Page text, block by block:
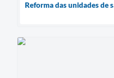
Reforma das unidades de